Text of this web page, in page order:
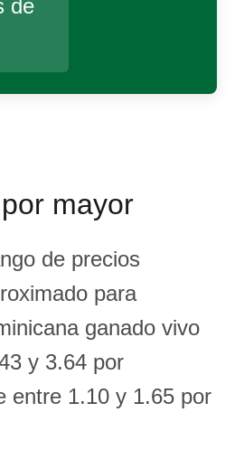
de
mayor
de precios
para
ganado vivo
y 3.64 por
entre 1.10 y 1.65 por